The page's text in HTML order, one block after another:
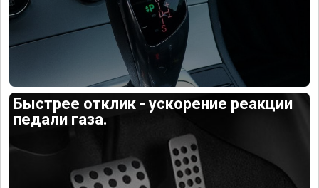
Быстрее отклик - ускорение реакции
педали газа.